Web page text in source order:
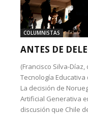
COLUMNISTAS
ANTES DE
(Francisco Silva-
Tecnología
La decisión de
Artificial Generativa
discusión que Chile